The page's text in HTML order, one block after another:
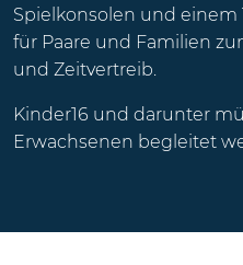
Spielkonsolen und einem
für Paare und Familien
und Zeitvertreib.
Kinder16 und darunter
Erwachsenen begleitet